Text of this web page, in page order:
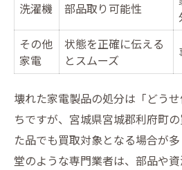
洗濯機 部品取り可能性
その他
家電
状態を正確に伝える
とスムーズ
壊れた家電製品の処分は「どう
ちですが、宮城県宮城郡利府町
た品でも買取対象となる場合が
堂のような専門業者は、部品や